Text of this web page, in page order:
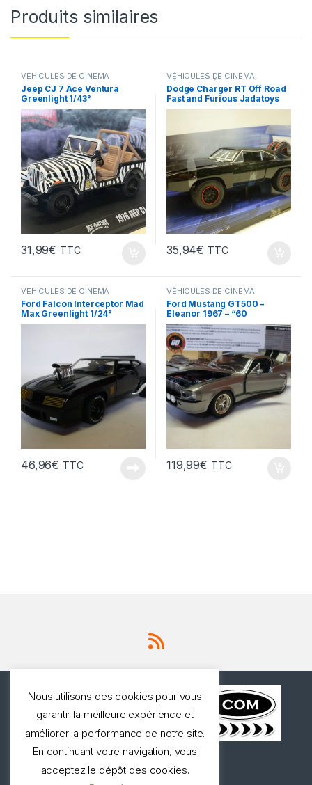
Produits similaires
VÉHICULES DE CINEMA
Jeep CJ 7 Ace Ventura
Greenlight 1/43°
31,99€ TTC
VÉHICULES DE CINEMA,
VÉHICULES ÉTRANGERS
(voitures,camions ...)
Dodge Charger RT Off Road
Fast and Furious Jadatoys
1/24°
35,94€ TTC
VÉHICULES DE CINEMA
Ford Falcon Interceptor Mad
Max Greenlight 1/24°
46,96€ TTC
VÉHICULES DE CINEMA
Ford Mustang GT500 –
Eleanor 1967 – “60
Secondes Chrono (2000) ”
1/18° Greenlight
119,99€ TTC
nous!
Nous utilisons des cookies pour vous
garantir la meilleure expérience et
améliorer la performance de notre site.
En continuant votre navigation, vous
acceptez le dépôt des cookies.